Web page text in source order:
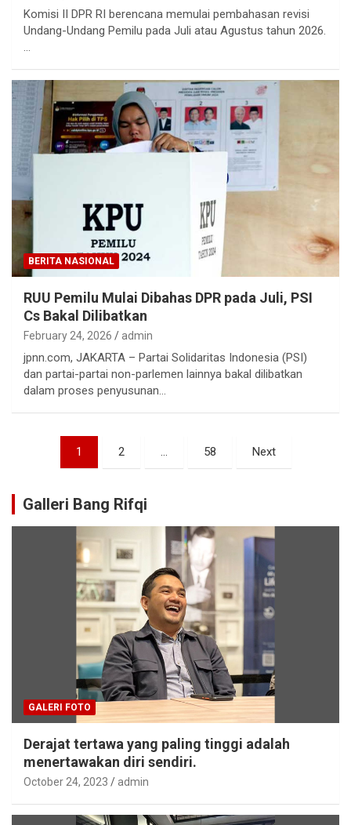
Komisi II DPR RI berencana memulai pembahasan revisi
Undang-Undang Pemilu pada Juli atau Agustus tahun 2026.
…
BERITA NASIONAL
RUU Pemilu Mulai Dibahas DPR pada Juli, PSI
Cs Bakal Dilibatkan
February 24, 2026 admin
jpnn.com, JAKARTA – Partai Solidaritas Indonesia (PSI)
dan partai-partai non-parlemen lainnya bakal dilibatkan
dalam proses penyusunan…
1 2 … 58 Next
Galleri Bang Rifqi
GALERI FOTO
Derajat tertawa yang paling tinggi adalah
menertawakan diri sendiri.
October 24, 2023 admin